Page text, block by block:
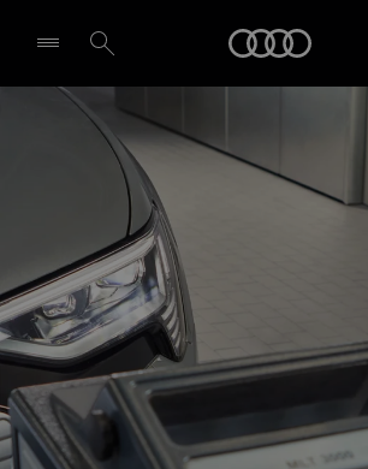
Sélectionner un Partenaire